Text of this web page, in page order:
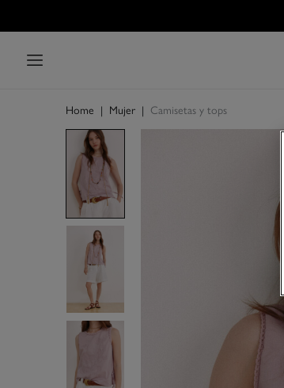
Home | Mujer | Camisetas y tops